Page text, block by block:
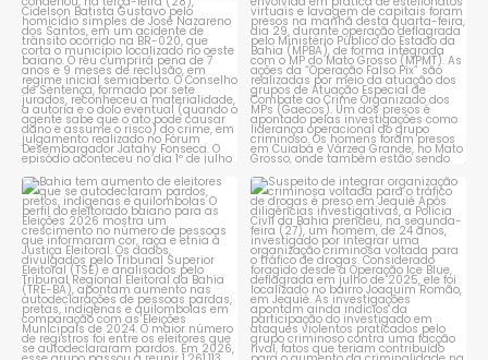
Bahia tem aumento de eleitores
que se autodeclaram...
1 0
Suspeito de integrar
organização criminosa
voltada...
1 0